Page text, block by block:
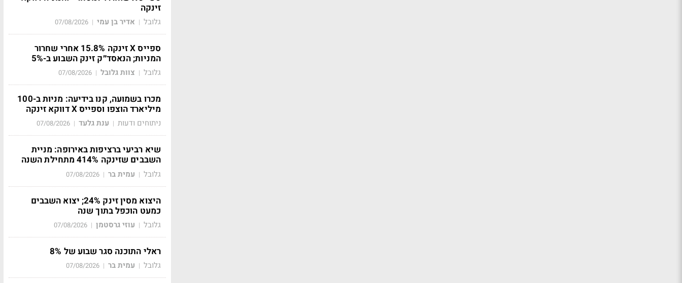
זינקה
גלובל | אדיר בן עמי |
07/08/2026
ספייס X זינקה 15.8% אחרי שחרור
המניות; הנאסד״ק זינק השבוע ב-5%
גלובל | צוות גלובל |
07/08/2026
מכרו בשמועה, קנו בידיעה: מניות ב-100
מיליארד הוצפו וספייס X דווקא זינקה
ניתוחים ודעות | ענת גלעד |
07/08/2026
שיא רביעי ברציפות באירופה: מניית
השבבים שזינקה 414% מתחילת השנה
גלובל | עמית בר |
07/08/2026
היצוא מסין זינק 24%; יצוא השבבים
כמעט הוכפל בתוך שנה
גלובל | עוזי גרסטמן |
07/08/2026
ראלי התוכנה סגר שבוע של 8%
גלובל | עמית בר |
07/08/2026